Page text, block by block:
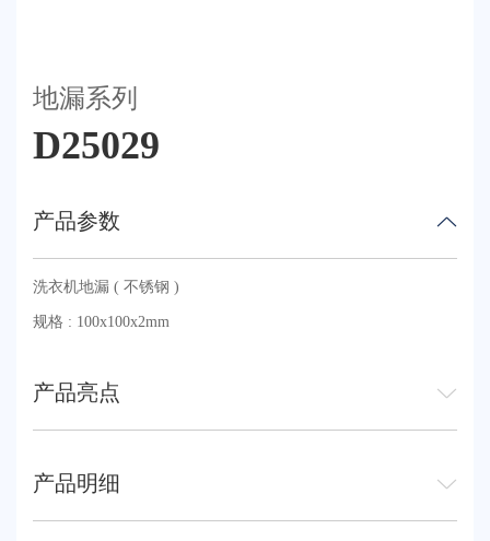
地漏系列
D25029
产品参数
洗衣机地漏 ( 不锈钢 )
规格 : 100x100x2mm
产品亮点
产品明细